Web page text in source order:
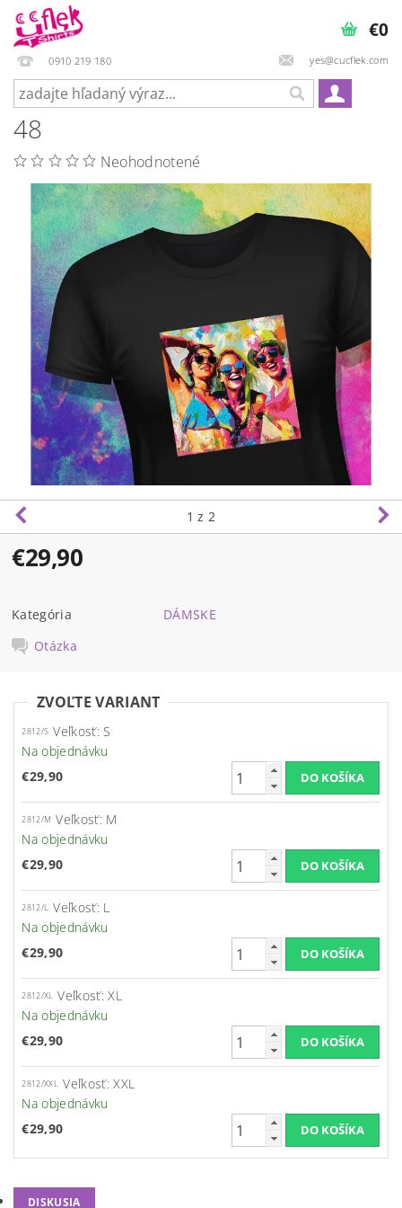
0910 219 180 yes@cucflek.com
€0
48
Neohodnotené
1 z 2
€29,90
Kategória
DÁMSKE
Otázka
ZVOĽTE VARIANT
2812/S Veľkosť: S
Na objednávku
€29,90
2812/M Veľkosť: M
Na objednávku
€29,90
2812/L Veľkosť: L
Na objednávku
€29,90
2812/XL Veľkosť: XL
Na objednávku
€29,90
2812/XXL Veľkosť: XXL
Na objednávku
€29,90
DISKUSIA